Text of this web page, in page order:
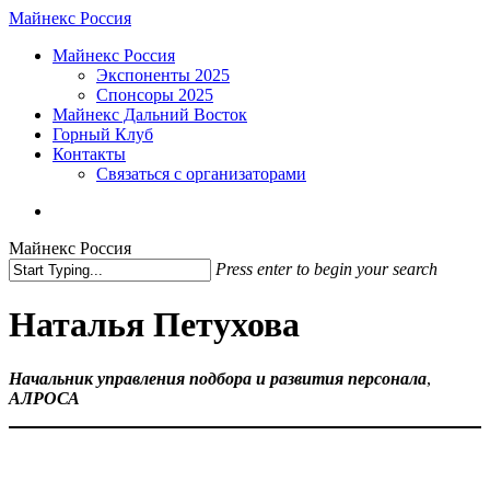
Skip
main
Майнекс Россия
Menu
Майнекс Россия
Экспоненты 2025
Спонсоры 2025
Майнекс Дальний Восток
Горный Клуб
Контакты
Связаться с организаторами
Майнекс Россия
Press enter to begin your search
Search
Наталья Петухова
Начальник управления подбора и развития персонала,
АЛРОСА